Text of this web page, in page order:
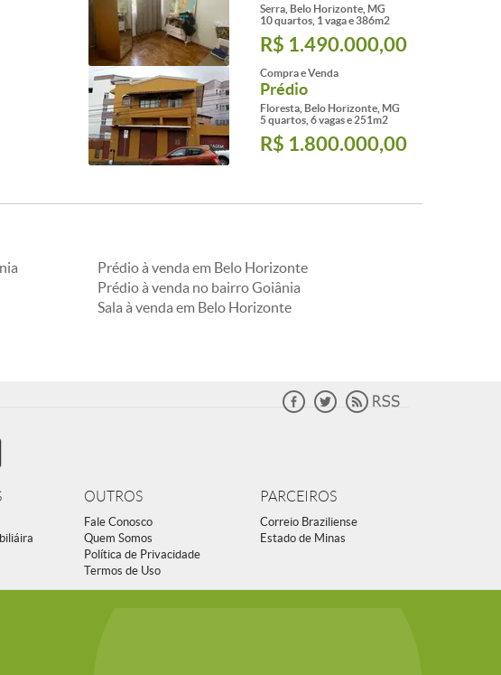
Serra, Belo Horizonte, MG
10 quartos, 1 vaga e 386m2
R$ 1.490.000,00
Compra e Venda
Prédio
Floresta, Belo Horizonte, MG
5 quartos, 6 vagas e 251m2
R$ 1.800.000,00
Prédio à venda em Belo Horizonte
Prédio à venda no bairro Goiânia
Sala à venda em Belo Horizonte
OUTROS
Fale Conosco
Quem Somos
Política de Privacidade
Termos de Uso
PARCEIROS
Correio Braziliense
Estado de Minas